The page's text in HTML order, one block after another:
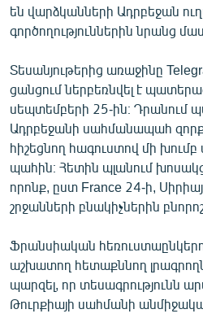
«Ազատության» բոլոր
են վարձկանների Ադրբեջան
գործողություններին նրանց
Տեսանյութերից առաջինը
ցանցում ներբեռնվել է
սեպտեմբերի 25-ին։ Դրանում
Ադրբեջանի սահմանապահ
հիշեցնող հագուստով մի
պահին։ Հետին պլանում
որոնք, ըստ France 24-ի,
շրջանների բնակիչներին
Ֆրանսիական
աշխատող հետաքննող
պարզել, որ տեսագրությունն
Թուրքիայի սահմանի